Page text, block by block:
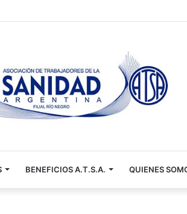
BENEFICIOS A.T.S.A. QUIENES